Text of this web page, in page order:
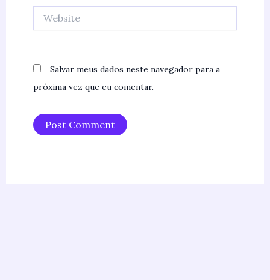
Salvar meus dados neste navegador para a
próxima vez que eu comentar.